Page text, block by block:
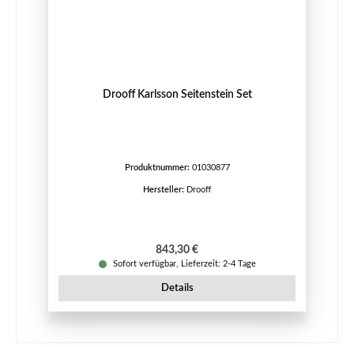
Drooff Karlsson Seitenstein Set
Produktnummer: 01030877
Hersteller: Drooff
Regulärer Preis:
843,30 €
Sofort verfügbar, Lieferzeit: 2-4 Tage
Details